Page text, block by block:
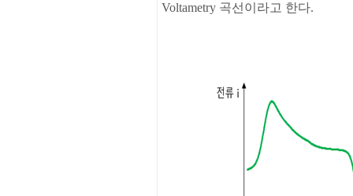
Voltametry 곡선이라고 한다.